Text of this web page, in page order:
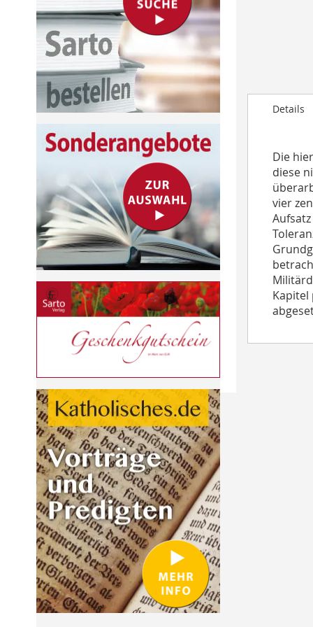
images
galleryDetails
Die
diese
vier
Kapitel